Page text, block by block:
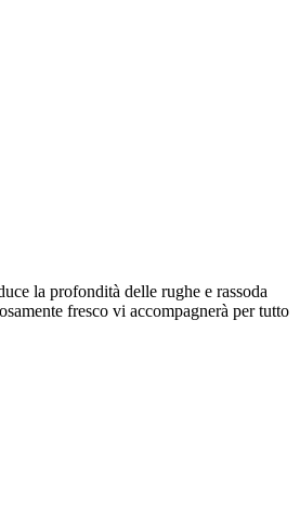
la profondità delle rughe e rassoda
fresco vi accompagnerà per tutto